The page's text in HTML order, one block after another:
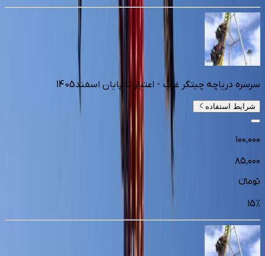
سرسره دریاچه چیتگر غرب - اعتبار تا پایان اسفند1405
شرایط استفاده
۱۰۰٬۰۰۰
۸۵٬۰۰۰
تومانءء
15%